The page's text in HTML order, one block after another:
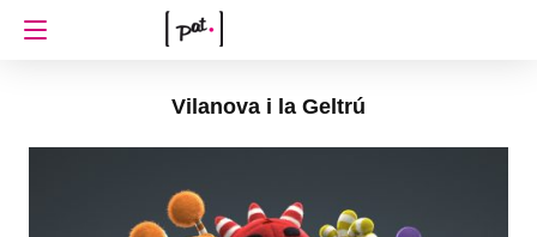
Vilanova i la Geltrú